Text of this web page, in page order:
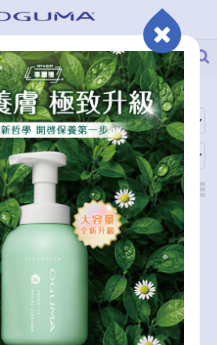
艾地苯蔘氧活泉金萃